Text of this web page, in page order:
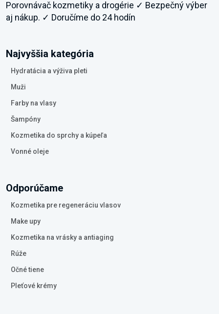
Porovnávač kozmetiky a drogérie ✓ Bezpečný výber
aj nákup. ✓ Doručíme do 24 hodín
Najvyššia kategória
Hydratácia a výživa pleti
Muži
Farby na vlasy
Šampóny
Kozmetika do sprchy a kúpeľa
Vonné oleje
Odporúčame
Kozmetika pre regeneráciu vlasov
Make upy
Kozmetika na vrásky a antiaging
Rúže
Očné tiene
Pleťové krémy